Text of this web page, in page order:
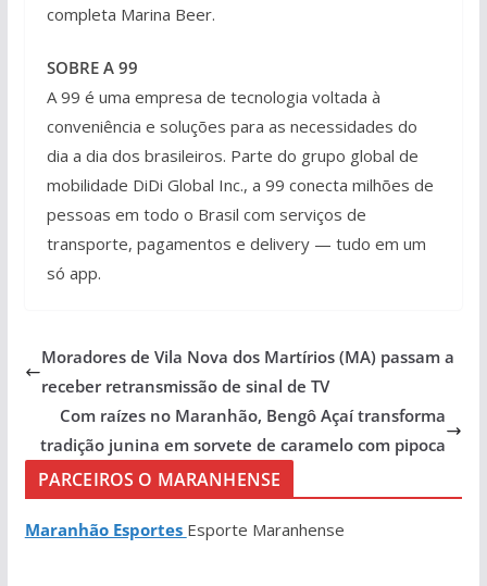
completa Marina Beer.
SOBRE A 99
A 99 é uma empresa de tecnologia voltada à
conveniência e soluções para as necessidades do
dia a dia dos brasileiros. Parte do grupo global de
mobilidade DiDi Global Inc., a 99 conecta milhões de
pessoas em todo o Brasil com serviços de
transporte, pagamentos e delivery — tudo em um
só app.
Moradores de Vila Nova dos Martírios (MA) passam a
receber retransmissão de sinal de TV
Com raízes no Maranhão, Bengô Açaí transforma
tradição junina em sorvete de caramelo com pipoca
PARCEIROS O MARANHENSE
Maranhão Esportes Esporte Maranhense